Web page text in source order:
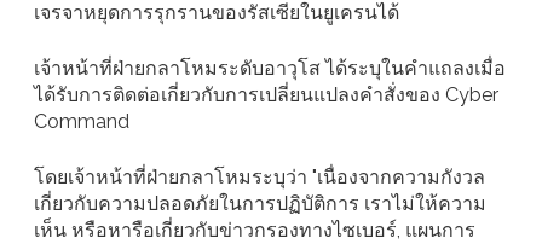
เจรจาหยุดการรุกรานของรัสเซียในยูเครนได้
เจ้าหน้าที่ฝ่ายกลาโหมระดับอาวุโส ได้ระบุในคำแถลงเมื่อ
ได้รับการติดต่อเกี่ยวกับการเปลี่ยนแปลงคำสั่งของ Cyber
Command
โดยเจ้าหน้าที่ฝ่ายกลาโหมระบุว่า "เนื่องจากความกังวล
เกี่ยวกับความปลอดภัยในการปฏิบัติการ เราไม่ให้ความ
เห็น หรือหารือเกี่ยวกับข่าวกรองทางไซเบอร์, แผนการ